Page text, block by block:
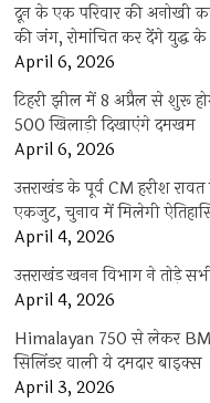
दून के एक परिवार की अनोखी
की जंग, रोमांचित कर देंगे युद्ध
April 6, 2026
टिहरी झील में 8 अप्रैल से शुरू
500 खिलाड़ी दिखाएंगे दमखम
April 6, 2026
उत्तराखंड के पूर्व CM हरीश
एकजुट, चुनाव में मिलेगी
April 4, 2026
उत्तराखंड खनन विभाग ने तोड़े
April 4, 2026
Himalayan 750 से लेकर
सिलिंडर वाली ये दमदार बाइक्स
April 3, 2026